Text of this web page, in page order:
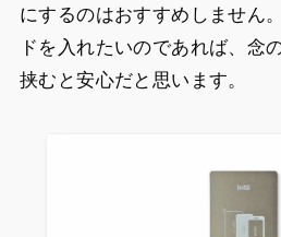
にするのはおすすめしません
ドを入れたいのであれば、念
挟むと安心だと思います。